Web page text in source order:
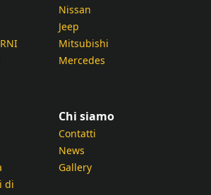
Nissan
Jeep
Mitsubishi
Mercedes
di
Chi siamo
Contatti
News
Gallery